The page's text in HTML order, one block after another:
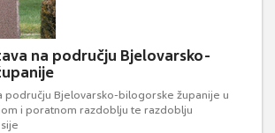
na području Bjelovarsko-
području Bjelovarsko-bilogorske županije u
i poratnom razdoblju te razdoblju